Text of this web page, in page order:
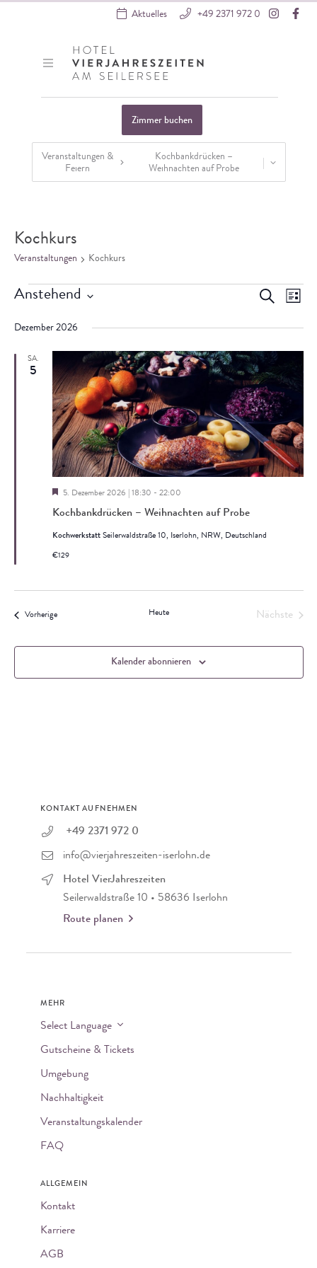
Aktuelles +49 2371 972 0
Hotel VierJahreszeiten
Zimmer buchen
Veranstaltungen &
Feiern
Kochbankdrücken –
Weihnachten auf Probe
Kochkurs
Veranstaltungen Kochkurs
Veranstaltungen
Suche
und
Suche
Liste
Anstehend
wählen.
Dezember 2026
SA.
5
Kochbankdrücken – Weihnachten auf Probe
Hervorgehoben
5. Dezember 2026 | 18:30 - 22:00
Kochwerkstatt Seilerwaldstraße 10, Iserlohn, NRW, Deutschland
€129
VorherigeVeranstaltungen Heute
Nächste
Kalender abonnieren
KONTAKT AUFNEHMEN
+49 2371 972 0
info@vierjahreszeiten-iserlohn.de
Hotel VierJahreszeiten
Seilerwaldstraße 10 • 58636 Iserlohn
Route planen
MEHR
Select Language
Gutscheine & Tickets
Umgebung
Nachhaltigkeit
Veranstaltungskalender
FAQ
ALLGEMEIN
Kontakt
Karriere
AGB